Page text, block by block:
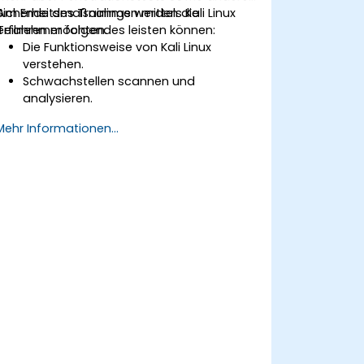
mittels Kali Linux
möchten.
Ende des Trainings werden die
folgendes leisten können:
Die Funktionsweise von Kali Linux
verstehen.
Schwachstellen scannen und
analysieren.
Verzeichnisstrukturen verwalten.
Informationen...